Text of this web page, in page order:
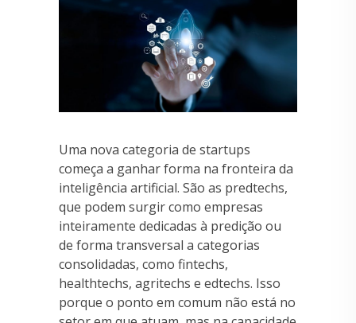
Uma nova categoria de startups
começa a ganhar forma na fronteira da
inteligência artificial. São as predtechs,
que podem surgir como empresas
inteiramente dedicadas à predição ou
de forma transversal a categorias
consolidadas, como fintechs,
healthtechs, agritechs e edtechs. Isso
porque o ponto em comum não está no